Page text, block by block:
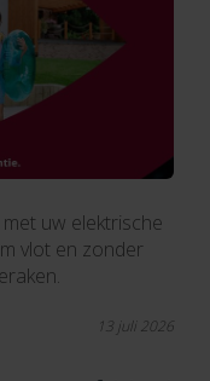
uw elektrische
vlot en zonder
13 juli 2026